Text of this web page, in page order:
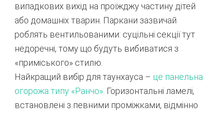
випадкових вихід на проїжджу частину дітей
або домашніх тварин. Паркани зазвичай
роблять вентильованими: суцільні секції тут
недоречні, тому що будуть вибиватися з
«приміського» стилю.
Найкращий вибір для таунхауса – це панельна
огорожа типу «Ранчо». Горизонтальні ламелі,
встановлені з певними проміжками, відмінно